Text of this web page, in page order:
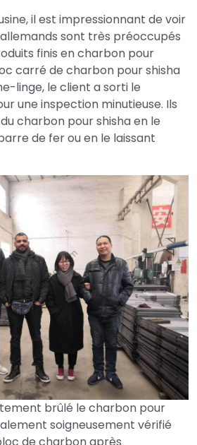
il est impressionnant de voir
sont très préoccupés
finis en charbon pour
carré de charbon pour shisha
linge, le client a sorti le
une inspection minutieuse. Ils
charbon pour shisha en le
de fer ou en le laissant
brûlé le charbon pour
soigneusement vérifié
de charbon après